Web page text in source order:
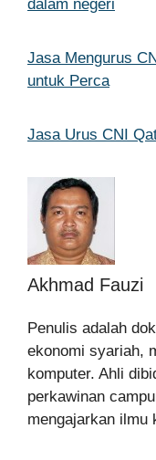
dalam negeri
Jasa Mengurus
untuk Perca
Jasa Urus CNI
Akhmad Fauzi
Penulis adalah
ekonomi syariah,
komputer. Ahli
perkawinan
mengajarkan ilmu